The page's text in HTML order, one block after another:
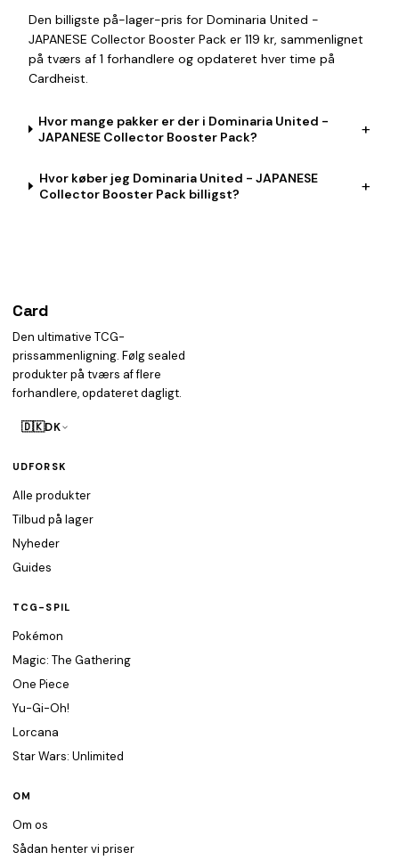
Den billigste på-lager-pris for Dominaria United -
JAPANESE Collector Booster Pack er 119 kr, sammenlignet
på tværs af 1 forhandlere og opdateret hver time på
Cardheist.
Hvor mange pakker er der i Dominaria United -
JAPANESE Collector Booster Pack?
+
Hvor køber jeg Dominaria United - JAPANESE
Collector Booster Pack billigst?
+
Card
Den ultimative TCG-
prissammenligning. Følg sealed
produkter på tværs af flere
forhandlere, opdateret dagligt.
🇩🇰DK
UDFORSK
Alle produkter
Tilbud på lager
Nyheder
Guides
TCG-SPIL
Pokémon
Magic: The Gathering
One Piece
Yu-Gi-Oh!
Lorcana
Star Wars: Unlimited
OM
Om os
Sådan henter vi priser